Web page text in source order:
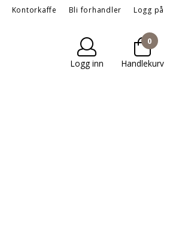
Kontorkaffe Bli forhandler Logg på
Logg inn
0
Handlekurv